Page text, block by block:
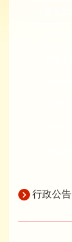
行政公告